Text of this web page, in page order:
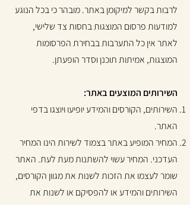
לרבות בקשר למיקומן באתר. מובהר כי בכל הנוגע
למודעות פרסום המוצגות בחסות צד שלישי,
לאתר אין כל התערבות בבחירת הפרסומות
המוצגות, אמיתות תוכנן וסדר הופעתן.
השירותים המוצעים באתר:
השירותים, הקורסים והמידע יופיעו ויוצגו בדפי
האתר.
המחיר המופיע באתר בצמוד לשירות הינו המחיר
העדכני. המחיר עשוי להשתנות מעת לעת. האתר
שומר לעצמו את הזכות לשנות את מגוון הקורסים,
השירותים והמידע או להפסיקם או לשנות את